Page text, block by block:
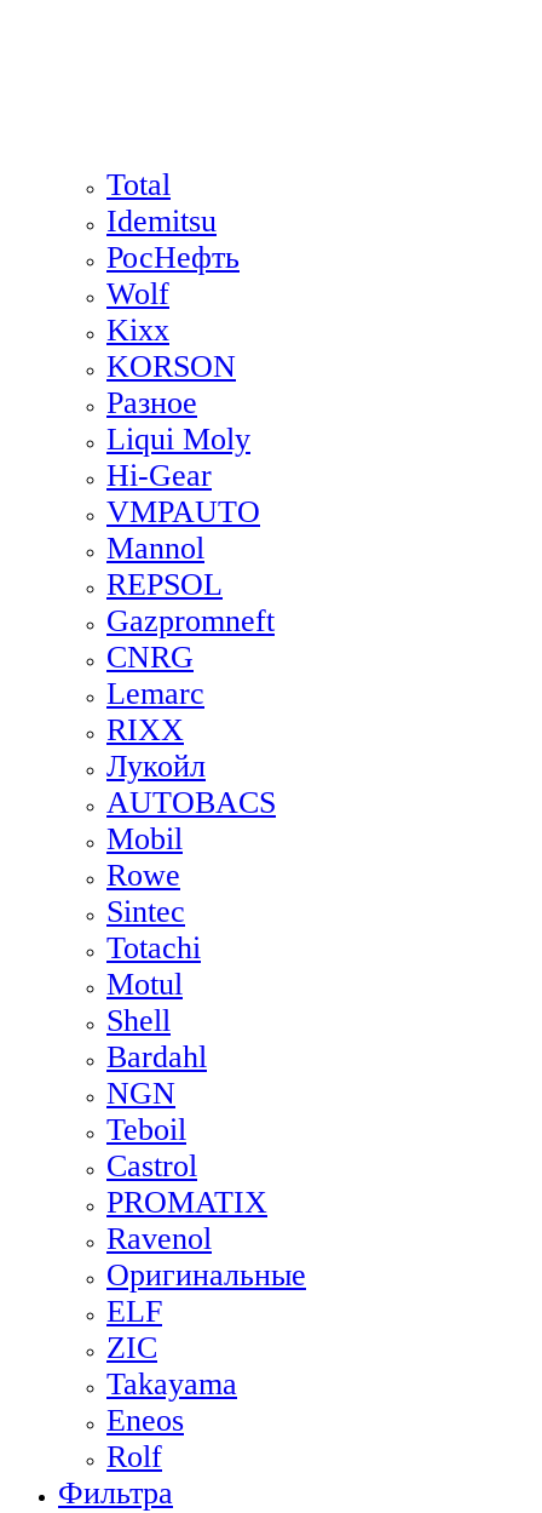
Total
Idemitsu
РосНефть
Wolf
Kixx
KORSON
Разное
Liqui Moly
Hi-Gear
VMPAUTO
Mannol
REPSOL
Gazpromneft
CNRG
Lemarc
RIXX
Лукойл
AUTOBACS
Mobil
Rowe
Sintec
Totachi
Motul
Shell
Bardahl
NGN
Teboil
Castrol
PROMATIX
Ravenol
Оригинальные
ELF
ZIC
Takayama
Eneos
Rolf
Фильтра